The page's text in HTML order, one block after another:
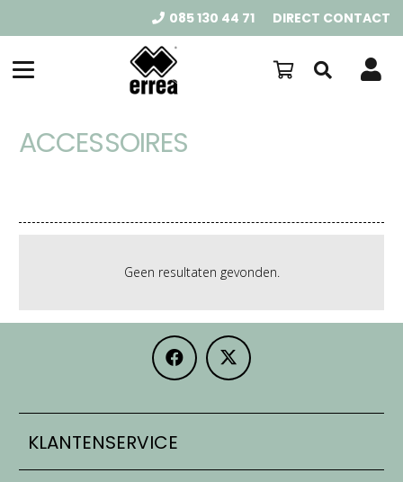
085 130 44 71 DIRECT CONTACT
ACCESSOIRES
Geen resultaten gevonden.
KLANTENSERVICE